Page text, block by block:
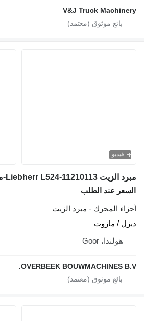
V&J Truck
فيديو
عند الطلب
المحرك - مبرد الزيت
/ مازوت
هولندا، Goor
OVERBEEK BOUWMACHINES